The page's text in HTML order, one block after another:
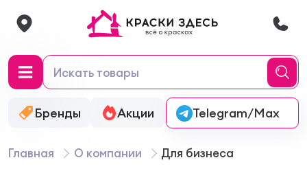
Бренды Акции Онлайн-колеровка
Telegram/Max
Главная О компании Для бизнеса